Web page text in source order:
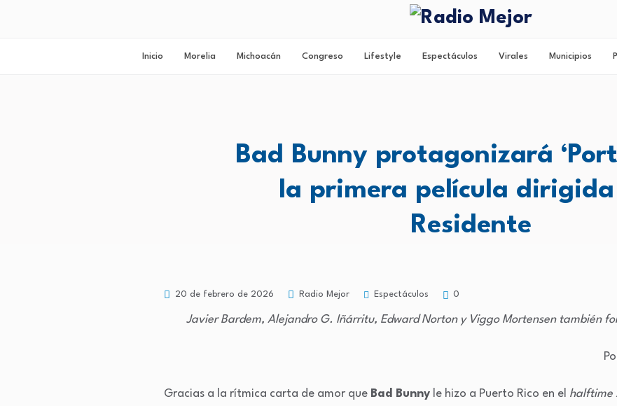
Inicio Morelia Michoacán Congreso Lifestyle Espectáculos Virales Municipios
Bad Bunny protagonizará
la primera película
Residente
20 de febrero de 2026 Radio Mejor Espectáculos 0
Javier Bardem, Alejandro G. Iñárritu, Edward Norton y Viggo Mortensen también
Gracias a la rítmica carta de amor que Bad Bunny le hizo a Puerto Rico en el halftime